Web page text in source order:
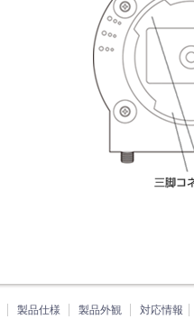
製品仕様 製品外観
対応情報